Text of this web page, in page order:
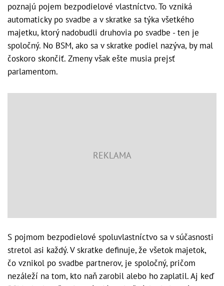
poznajú pojem bezpodielové vlastníctvo. To vzniká
automaticky po svadbe a v skratke sa týka všetkého
majetku, ktorý nadobudli druhovia po svadbe - ten je
spoločný. No BSM, ako sa v skratke podiel nazýva, by mal
čoskoro skončiť. Zmeny však ešte musia prejsť
parlamentom.
S pojmom bezpodielové spoluvlastníctvo sa v súčasnosti
stretol asi každý. V skratke definuje, že všetok majetok,
čo vznikol po svadbe partnerov, je spoločný, pričom
nezáleží na tom, kto naň zarobil alebo ho zaplatil. Aj keď